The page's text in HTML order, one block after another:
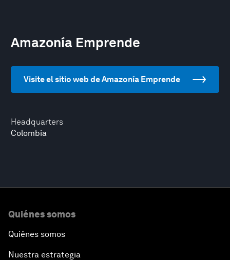
Headquarters
Colombia
Amazonía Emprende
Visite el sitio web de Amazonía Emprende
Quiénes somos
Quiénes somos
Nuestra estrategia